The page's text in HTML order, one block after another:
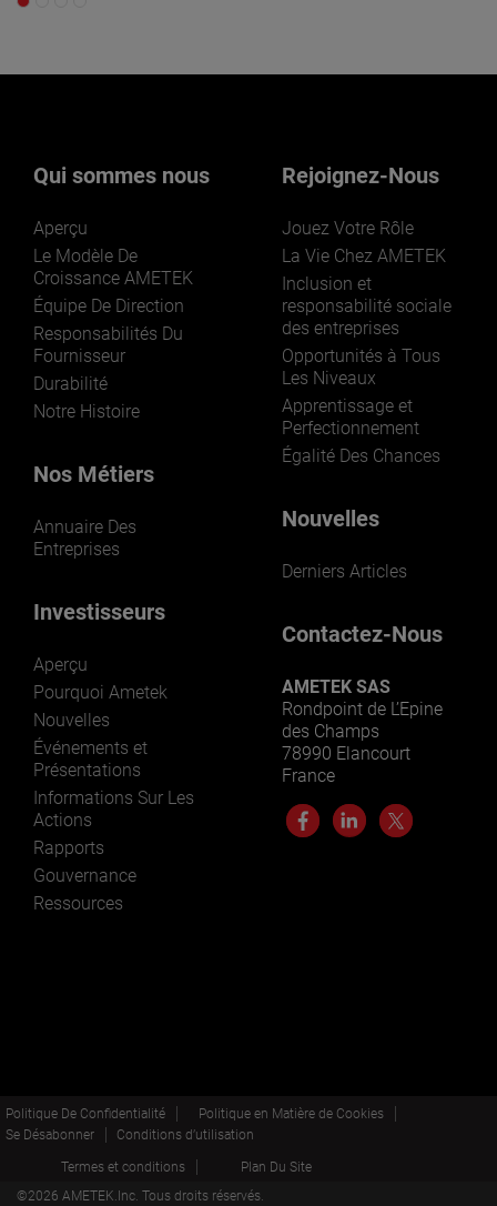
Qui sommes nous
Aperçu
Le Modèle De
Croissance AMETEK
Équipe De Direction
Responsabilités Du
Fournisseur
Durabilité
Notre Histoire
Nos Métiers
Annuaire Des
Entreprises
Investisseurs
Aperçu
Pourquoi Ametek
Nouvelles
Événements et
Présentations
Informations Sur Les
Actions
Rapports
Gouvernance
Ressources
Rejoignez-Nous
Jouez Votre Rôle
La Vie Chez AMETEK
Inclusion et
responsabilité sociale
des entreprises
Opportunités à Tous
Les Niveaux
Apprentissage et
Perfectionnement
Égalité Des Chances
Nouvelles
Derniers Articles
Contactez-Nous
AMETEK SAS
Rondpoint de L’Epine
des Champs
78990 Elancourt
France
Politique De Confidentialité
Politique en Matière de Cookies
Se Désabonner
Conditions d’utilisation
Termes et conditions
Plan Du Site
©2026 AMETEK.Inc. Tous droits réservés.